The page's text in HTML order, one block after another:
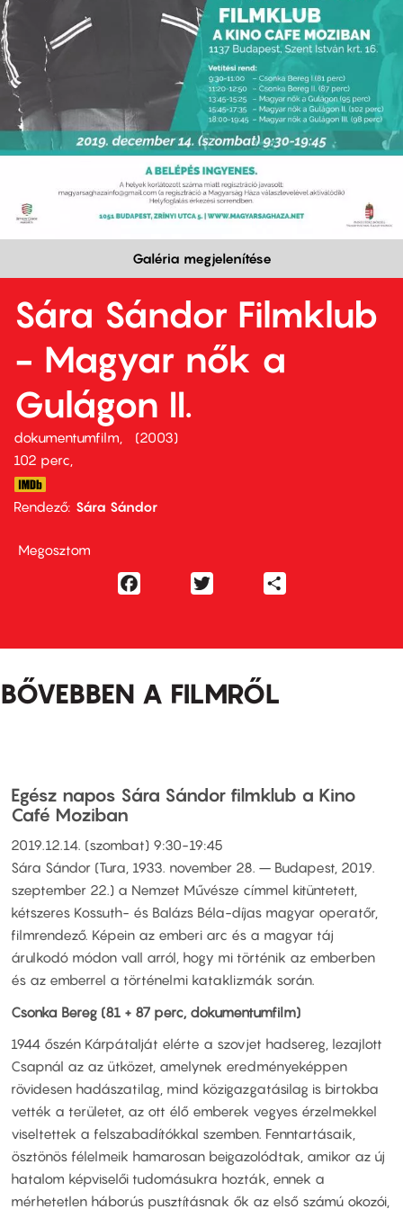
Galéria megjelenítése
Sára Sándor Filmklub
- Magyar nők a
Gulágon II.
dokumentumfilm
2003
102 perc,
Rendező Sára Sándor
Megosztom
Facebook
BŐVEBBEN A FILMRŐL
Egész napos Sára Sándor filmklub a Kino
Café Moziban
2019.12.14. (szombat) 9:30-19:45
Sára Sándor (Tura, 1933. november 28. – Budapest, 2019.
szeptember 22.) a Nemzet Művésze címmel kitüntetett,
kétszeres Kossuth- és Balázs Béla-díjas magyar operatőr,
filmrendező. Képein az emberi arc és a magyar táj
árulkodó módon vall arról, hogy mi történik az emberben
és az emberrel a történelmi kataklizmák során.
Csonka Bereg (81 + 87 perc, dokumentumfilm)
1944 őszén Kárpátalját elérte a szovjet hadsereg, lezajlott
Csapnál az az ütközet, amelynek eredményeképpen
rövidesen hadászatilag, mind közigazgatásilag is birtokba
vették a területet, az ott élő emberek vegyes érzelmekkel
viseltettek a felszabadítókkal szemben. Fenntartásaik,
ösztönös félelmeik hamarosan beigazolódtak, amikor az új
hatalom képviselői tudomásukra hozták, ennek a
mérhetetlen háborús pusztításnak ők az első számú okozói,